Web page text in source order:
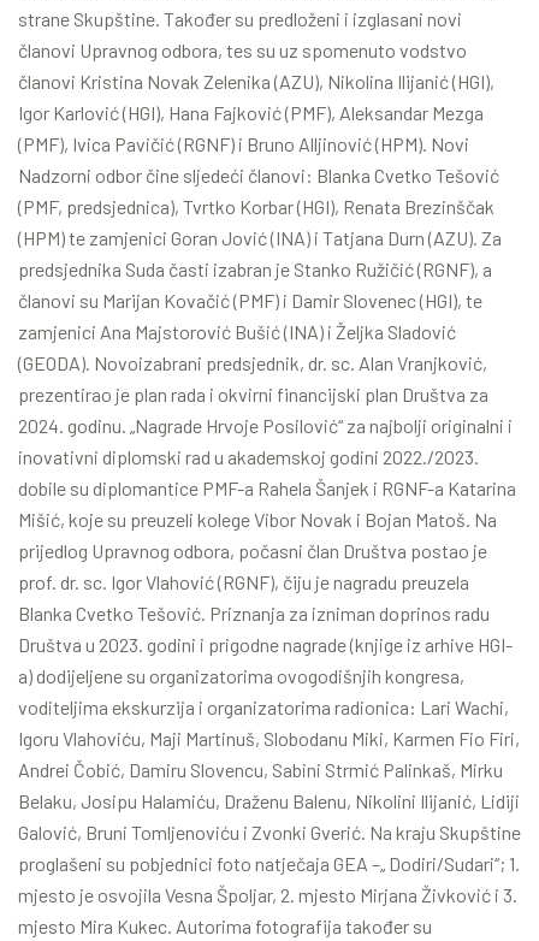
strane Skupštine. Također su predloženi i izglasani novi
članovi Upravnog odbora, tes su uz spomenuto vodstvo
članovi Kristina Novak Zelenika (AZU), Nikolina Ilijanić (HGI),
Igor Karlović (HGI), Hana Fajković (PMF), Aleksandar Mezga
(PMF), Ivica Pavičić (RGNF) i Bruno Alljinović (HPM). Novi
Nadzorni odbor čine sljedeći članovi: Blanka Cvetko Tešović
(PMF, predsjednica), Tvrtko Korbar (HGI), Renata Brezinščak
(HPM) te zamjenici Goran Jović (INA) i Tatjana Durn (AZU). Za
predsjednika Suda časti izabran je Stanko Ružičić (RGNF), a
članovi su Marijan Kovačić (PMF) i Damir Slovenec (HGI), te
zamjenici Ana Majstorović Bušić (INA) i Željka Sladović
(GEODA). Novoizabrani predsjednik, dr. sc. Alan Vranjković,
prezentirao je plan rada i okvirni financijski plan Društva za
2024. godinu. „Nagrade Hrvoje Posilović“ za najbolji originalni i
inovativni diplomski rad u akademskoj godini 2022./2023.
dobile su diplomantice PMF-a Rahela Šanjek i RGNF-a Katarina
Mišić, koje su preuzeli kolege Vibor Novak i Bojan Matoš. Na
prijedlog Upravnog odbora, počasni član Društva postao je
prof. dr. sc. Igor Vlahović (RGNF), čiju je nagradu preuzela
Blanka Cvetko Tešović. Priznanja za izniman doprinos radu
Društva u 2023. godini i prigodne nagrade (knjige iz arhive HGI-
a) dodijeljene su organizatorima ovogodišnjih kongresa,
voditeljima ekskurzija i organizatorima radionica: Lari Wachi,
Igoru Vlahoviću, Maji Martinuš, Slobodanu Miki, Karmen Fio Firi,
Andrei Čobić, Damiru Slovencu, Sabini Strmić Palinkaš, Mirku
Belaku, Josipu Halamiću, Draženu Balenu, Nikolini Ilijanić, Lidiji
Galović, Bruni Tomljenoviću i Zvonki Gverić. Na kraju Skupštine
proglašeni su pobjednici foto natječaja GEA –„ Dodiri/Sudari“; 1.
mjesto je osvojila Vesna Špoljar, 2. mjesto Mirjana Živković i 3.
mjesto Mira Kukec. Autorima fotografija također su